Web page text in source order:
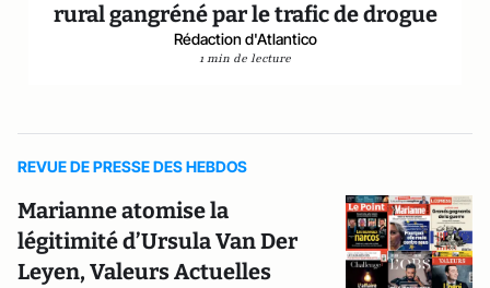
rural gangréné par le trafic de drogue
Rédaction d'Atlantico
1 min de lecture
REVUE DE PRESSE DES HEBDOS
Marianne atomise la
légitimité d’Ursula Van Der
Leyen, Valeurs Actuelles